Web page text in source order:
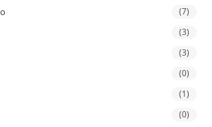
(7)
(3)
(3)
(0)
(1)
(0)